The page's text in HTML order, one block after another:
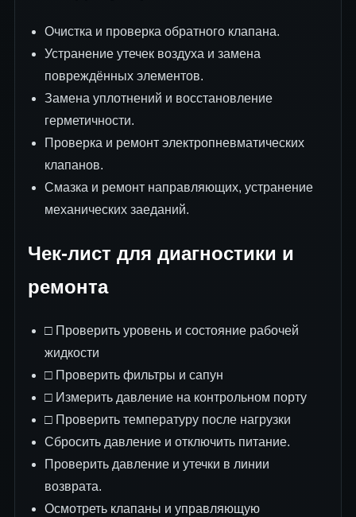
Очистка и проверка обратного клапана.
Устранение утечек воздуха и замена
повреждённых элементов.
Замена уплотнений и восстановление
герметичности.
Проверка и ремонт электропневматических
клапанов.
Смазка и ремонт направляющих, устранение
механических заеданий.
Чек-лист для диагностики и
ремонта
□ Проверить уровень и состояние рабочей
жидкости
□ Проверить фильтры и сапун
□ Измерить давление на контрольном порту
□ Проверить температуру после нагрузки
Сбросить давление и отключить питание.
Проверить давление и утечки в линии
возврата.
Осмотреть клапаны и управляющую